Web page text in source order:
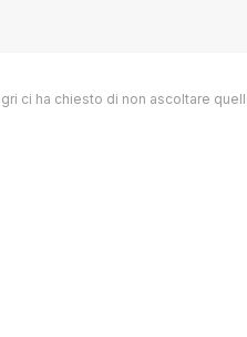
ci ha chiesto di non ascoltare